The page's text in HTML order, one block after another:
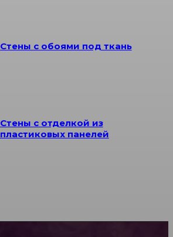
Стены с обоями под ткань
Стены с отделкой из
пластиковых панелей